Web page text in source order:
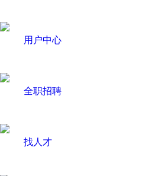
用户中心
全职招聘
找人才